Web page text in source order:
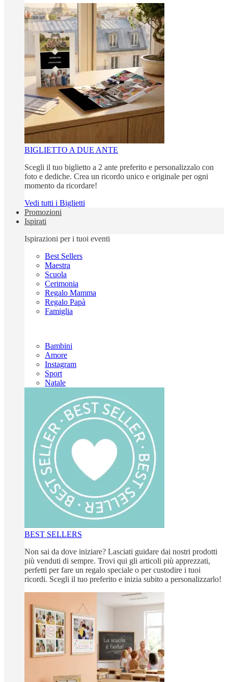
BIGLIETTO A DUE ANTE
Scegli il tuo biglietto a 2 ante preferito e personalizzalo con
foto e dediche. Crea un ricordo unico e originale per ogni
momento da ricordare!
Vedi tutti i Biglietti
Promozioni
Ispirati
Ispirazioni per i tuoi eventi
Best Sellers
Maestra
Scuola
Cerimonia
Regalo Mamma
Regalo Papà
Famiglia
Bambini
Amore
Instagram
Sport
Natale
BEST SELLERS
Non sai da dove iniziare? Lasciati guidare dai nostri prodotti
più venduti di sempre. Trovi qui gli articoli più apprezzati,
perfetti per fare un regalo speciale o per custodire i tuoi
ricordi. Scegli il tuo preferito e inizia subito a personalizzarlo!